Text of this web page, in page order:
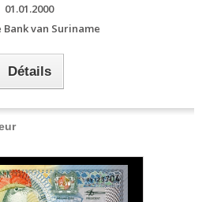
01.01.2000
Bank van Suriname
Détails